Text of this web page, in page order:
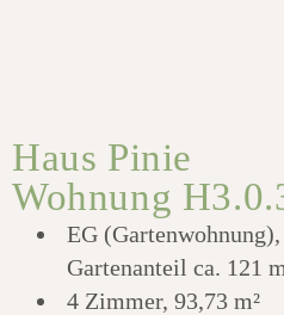
Haus Pinie
Wohnung
EG (Gartenwohnung),
Gartenanteil ca. 121
4 Zimmer, 93,73 m²